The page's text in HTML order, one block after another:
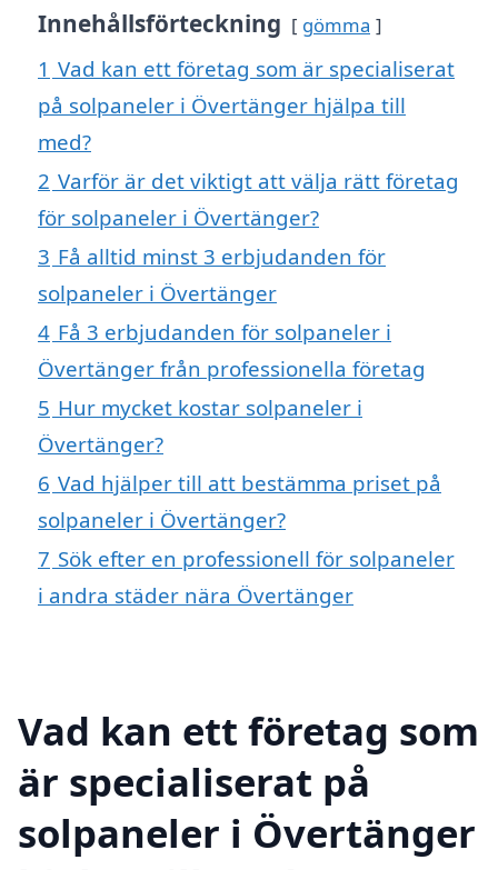
Innehållsförteckning gömma
1 Vad kan ett företag som är specialiserat
på solpaneler i Övertänger hjälpa till
med?
2 Varför är det viktigt att välja rätt företag
för solpaneler i Övertänger?
3 Få alltid minst 3 erbjudanden för
solpaneler i Övertänger
4 Få 3 erbjudanden för solpaneler i
Övertänger från professionella företag
5 Hur mycket kostar solpaneler i
Övertänger?
6 Vad hjälper till att bestämma priset på
solpaneler i Övertänger?
7 Sök efter en professionell för solpaneler
i andra städer nära Övertänger
Vad kan ett företag som
är specialiserat på
solpaneler i Övertänger